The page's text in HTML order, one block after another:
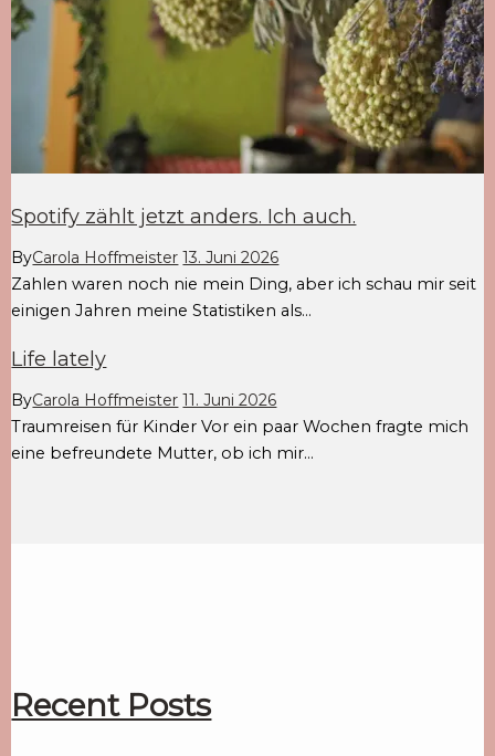
Spotify zählt jetzt anders. Ich auch.
ByCarola Hoffmeister 13. Juni 2026
Zahlen waren noch nie mein Ding, aber ich schau mir seit
einigen Jahren meine Statistiken als…
Life lately
ByCarola Hoffmeister 11. Juni 2026
Traumreisen für Kinder Vor ein paar Wochen fragte mich
eine befreundete Mutter, ob ich mir…
Recent Posts